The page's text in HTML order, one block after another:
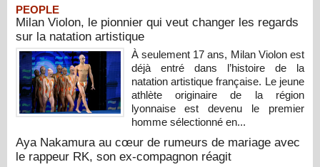
PEOPLE
Milan Violon, le pionnier qui veut changer les regards
sur la natation artistique
À seulement 17 ans, Milan Violon est
déjà entré dans l’histoire de la
natation artistique française. Le jeune
athlète originaire de la région
lyonnaise est devenu le premier
homme sélectionné en...
Aya Nakamura au cœur de rumeurs de mariage avec
le rappeur RK, son ex-compagnon réagit